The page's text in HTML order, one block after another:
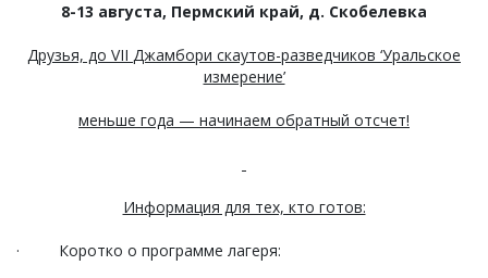
8-13 августа, Пермский край, д. Скобелевка
Друзья, до VII Джамбори скаутов-разведчиков ‘Уральское
измерение’
меньше года — начинаем обратный отсчет!
Информация для тех, кто готов:
· Коротко о программе лагеря: